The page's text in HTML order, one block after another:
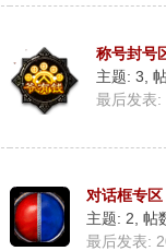
称号封号
主题: 3
最后发表
对话框专
主题: 2 帖
最后发表: